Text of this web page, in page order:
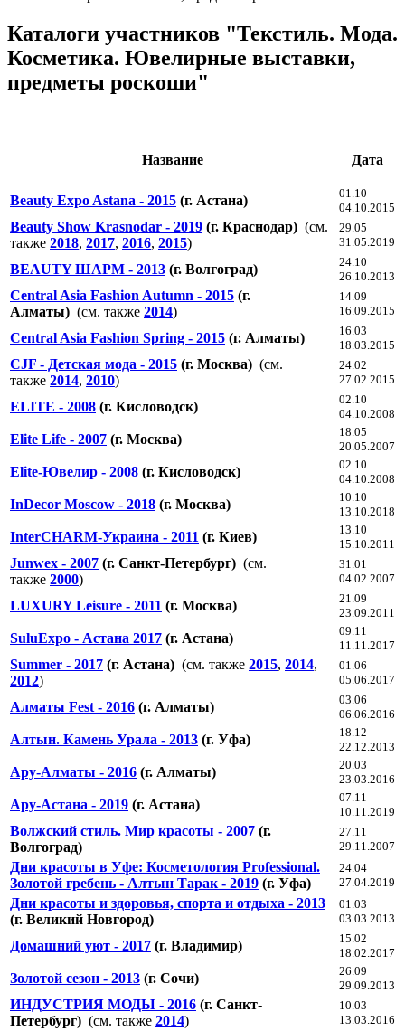
Каталоги участников "Текстиль. Мода.
Косметика. Ювелирные выставки,
предметы роскоши"
Название Дата
Beauty Expo Astana - 2015 (г. Астана)
01.10
04.10.2015
Beauty Show Krasnodar - 2019 (г. Краснодар) (см.
также 2018, 2017, 2016, 2015)
29.05
31.05.2019
BEAUTY ШАРМ - 2013 (г. Волгоград)
24.10
26.10.2013
Central Asia Fashion Autumn - 2015 (г.
Алматы) (см. также 2014)
14.09
16.09.2015
Central Asia Fashion Spring - 2015 (г. Алматы)
16.03
18.03.2015
CJF - Детская мода - 2015 (г. Москва) (см.
также 2014, 2010)
24.02
27.02.2015
ELITE - 2008 (г. Кисловодск)
02.10
04.10.2008
Elite Life - 2007 (г. Москва)
18.05
20.05.2007
Elite-Ювелир - 2008 (г. Кисловодск)
02.10
04.10.2008
InDecor Moscow - 2018 (г. Москва)
10.10
13.10.2018
InterCHARM-Украина - 2011 (г. Киев)
13.10
15.10.2011
Junwex - 2007 (г. Санкт-Петербург) (см.
также 2000)
31.01
04.02.2007
LUXURY Leisure - 2011 (г. Москва)
21.09
23.09.2011
SuluExpo - Астана 2017 (г. Астана)
09.11
11.11.2017
Summer - 2017 (г. Астана) (см. также 2015, 2014,
2012)
01.06
05.06.2017
Алматы Fest - 2016 (г. Алматы)
03.06
06.06.2016
Алтын. Камень Урала - 2013 (г. Уфа)
18.12
22.12.2013
Ару-Алматы - 2016 (г. Алматы)
20.03
23.03.2016
Ару-Астана - 2019 (г. Астана)
07.11
10.11.2019
Волжский стиль. Мир красоты - 2007 (г.
Волгоград)
27.11
29.11.2007
Дни красоты в Уфе: Косметология Professional.
Золотой гребень - Алтын Тарак - 2019 (г. Уфа)
24.04
27.04.2019
Дни красоты и здоровья, спорта и отдыха - 2013
(г. Великий Новгород)
01.03
03.03.2013
Домашний уют - 2017 (г. Владимир)
15.02
18.02.2017
Золотой сезон - 2013 (г. Сочи)
26.09
29.09.2013
ИНДУСТРИЯ МОДЫ - 2016 (г. Санкт-
Петербург) (см. также 2014)
10.03
13.03.2016